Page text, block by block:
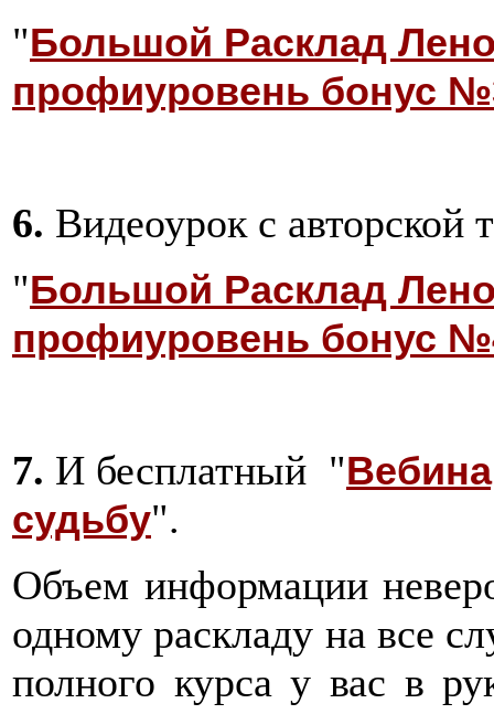
"Большой Расклад
профиуровень бонус
6. Видеоурок с авторской
"Большой Расклад
профиуровень бонус
7. И бесплатный "
судьбу".
Объем информации
одному раскладу на все
полного курса у вас в